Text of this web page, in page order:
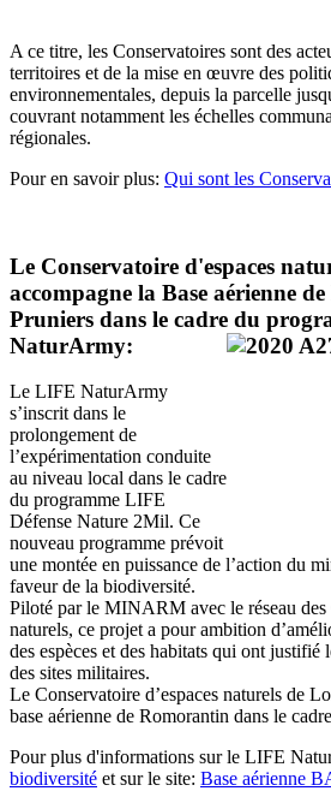
A ce titre, les Conservatoires sont des
territoires et de la mise en œuvre des
environnementales, depuis la parcelle
couvrant notamment les échelles
régionales.
Pour en savoir plus: Qui sont les
Le Conservatoire d'espaces
accompagne la Base aérienne
Pruniers dans le cadre du
NaturArmy:
Le LIFE NaturArmy
s’inscrit dans le
prolongement de
l’expérimentation conduite
au niveau local dans le cadre
du programme LIFE
Défense Nature 2Mil. Ce
nouveau programme prévoit
une montée en puissance de l’action du
faveur de la biodiversité.
Piloté par le MINARM avec le réseau des
naturels, ce projet a pour ambition
des espèces et des habitats qui ont justifié
des sites militaires.
Le Conservatoire d’espaces naturels de
base aérienne de Romorantin dans le
Pour plus d'informations sur le LIFE
biodiversité et sur le site: Base aérienne